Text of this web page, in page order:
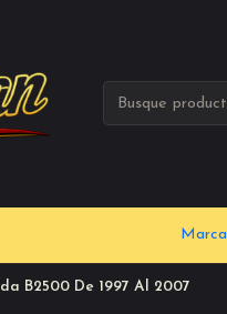
Marca
B2500 De 1997 Al 2007